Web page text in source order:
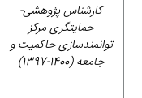
کارشناس پژوهشی-
حمایتگری مرکز
توانمندسازی حاکمیت و
جامعه (1400-1397)